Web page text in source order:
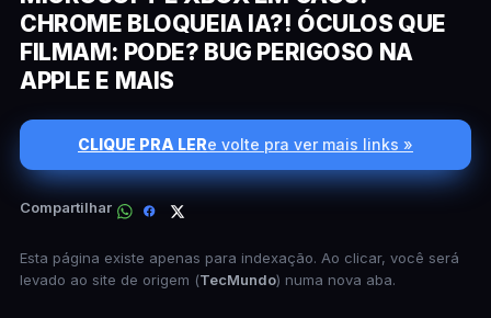
CHROME BLOQUEIA IA?! ÓCULOS QUE
FILMAM: PODE? BUG PERIGOSO NA
APPLE E MAIS
CLIQUE PRA LERe volte pra ver mais links »
Compartilhar
Esta página existe apenas para indexação. Ao clicar, você será
levado ao site de origem (TecMundo) numa nova aba.